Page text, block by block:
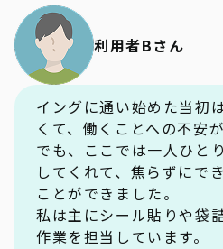
利用者Bさん
イングに通い始めた当初
くて、働くことへの不安
でも、ここでは一人ひと
してくれて、焦らずにで
ことができました。
私は主にシール貼りや袋
作業を担当しています。